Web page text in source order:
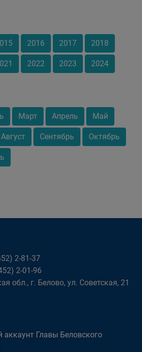
2016 2017 2018
2022 2023 2024
Март Апрель Май
Август Сентябрь Октябрь
2-81-37
2-01-96
обл., г. Белово, ул. Советская, 21
Главы Беловского